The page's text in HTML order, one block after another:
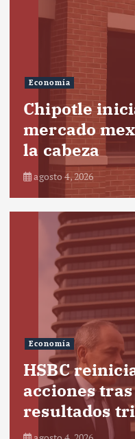
Economía
Chipotle
mercado
la cabeza
agosto 4, 2026
Economía
HSBC
acciones
resultados